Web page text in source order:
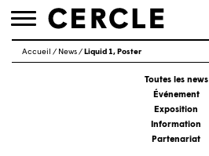
Toggle
Accueil / News/ Liquid 1, Poster
Toutes les news
Événement
Exposition
Information
Partenariat